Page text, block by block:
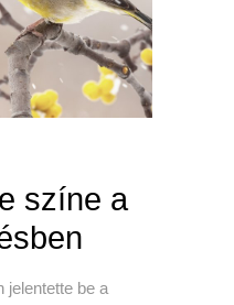
színe a
jelentette be a